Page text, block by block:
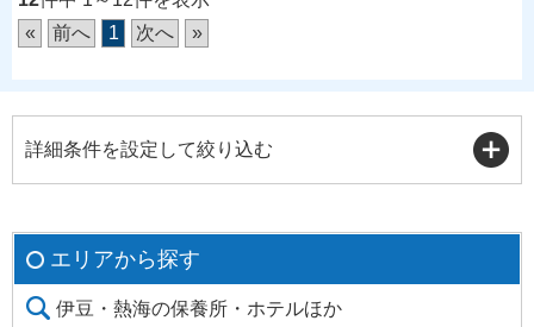
«
前へ 1 次へ »
詳細条件を設定して絞り込む
エリアから探す
伊豆・熱海の保養所・ホテルほか